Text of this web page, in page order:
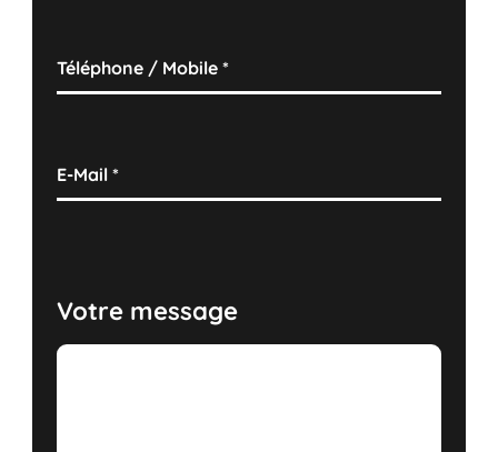
Téléphone / Mobile*
E-Mail*
Votre message